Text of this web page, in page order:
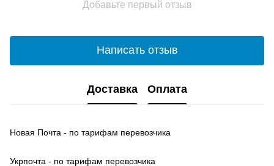
Добавьте первый отзыв
Написать отзыв
Доставка Оплата
Новая Почта - по тарифам перевозчика
Укрпочта - по тарифам перевозчика